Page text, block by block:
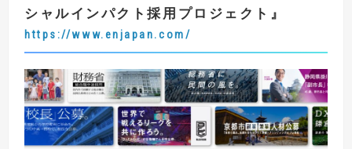
シャルインパクト採用プロジェクト 』
https://www.enjapan.com/